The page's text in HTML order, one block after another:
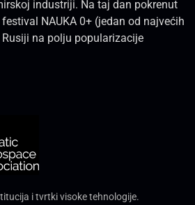
industriji. Na taj dan pokrenut
NAUKA 0+ (jedan od najvećih
na polju popularizacije
i tvrtki visoke tehnologije.